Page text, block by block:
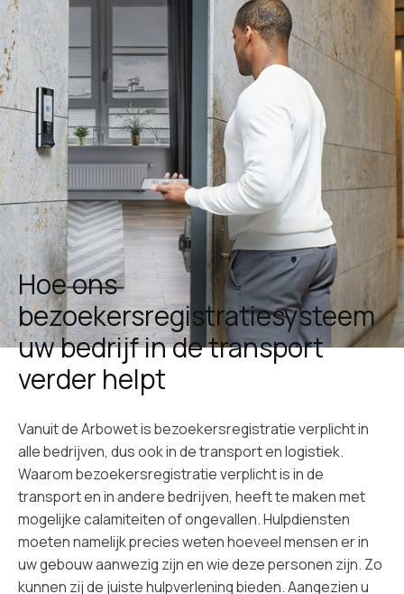
Hoe ons
bezoekersregistratiesysteem
uw bedrijf in de transport
verder helpt
Vanuit de Arbowet is bezoekersregistratie verplicht in
alle bedrijven, dus ook in de transport en logistiek.
Waarom bezoekersregistratie verplicht is in de
transport en in andere bedrijven, heeft te maken met
mogelijke calamiteiten of ongevallen. Hulpdiensten
moeten namelijk precies weten hoeveel mensen er in
uw gebouw aanwezig zijn en wie deze personen zijn. Zo
kunnen zij de juiste hulpverlening bieden. Aangezien u